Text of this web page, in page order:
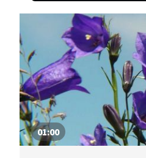
01:00